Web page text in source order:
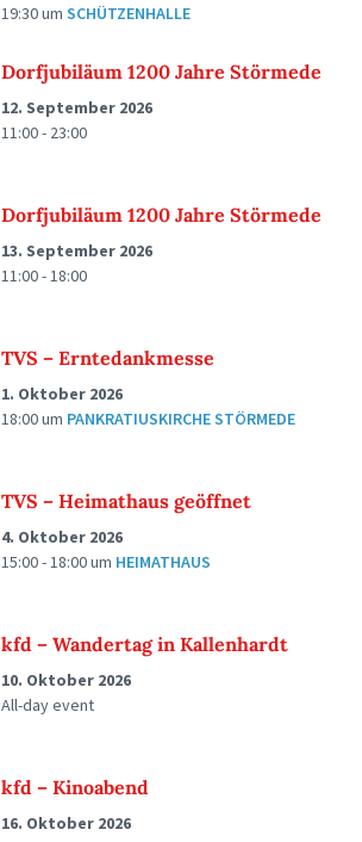
19:30um SCHÜTZENHALLE
Dorfjubiläum 1200 Jahre Störmede
12. September 2026
11:00 - 23:00
Dorfjubiläum 1200 Jahre Störmede
13. September 2026
11:00 - 18:00
TVS – Erntedankmesse
1. Oktober 2026
18:00um PANKRATIUSKIRCHE STÖRMEDE
TVS – Heimathaus geöffnet
4. Oktober 2026
15:00 - 18:00um HEIMATHAUS
kfd – Wandertag in Kallenhardt
10. Oktober 2026
All-day event
kfd – Kinoabend
16. Oktober 2026